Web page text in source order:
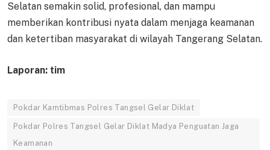
Selatan semakin solid, profesional, dan mampu
memberikan kontribusi nyata dalam menjaga keamanan
dan ketertiban masyarakat di wilayah Tangerang Selatan.
Laporan: tim
Pokdar Kamtibmas Polres Tangsel Gelar Diklat
Pokdar Polres Tangsel Gelar Diklat Madya Penguatan Jaga
Keamanan